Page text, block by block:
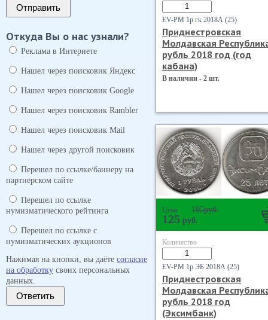
Отправить
Откуда Вы о нас узнали?
Реклама в Интернете
Нашел через поисковик Яндекс
Нашел через поисковик Google
Нашел через поисковик Rambler
Нашел через поисковик Mail
Нашел через другой поисковик
Перешел по ссылке/баннеру на
партнерском сайте
Перешел по ссылке
нумизматического рейтинга
Перешел по ссылке с
нумизматических аукционов
Нажимая на кнопки, вы даёте согласие
на обработку своих персональных
данных.
Ответить
EV-PM 1р гк 2018А (25)
Приднестровская
Молдавская
рубль 2018 год (год
кабана)
В наличии - 2 шт.
Цена 195руб.
125 руб.
Количество
EV-PM 1р ЭБ 2018А (25)
Приднестровская
Молдавская
рубль 2018 год
(Эксимбанк)